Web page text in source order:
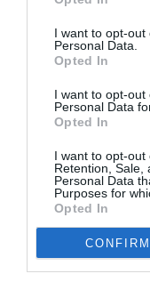
I want to opt-out
Personal Data.
Opted In
I want to opt-
Personal Data
Opted In
I want to opt-out
Retention, Sale,
Personal Data
Purposes for
Opted In
CONFIRM
Proiectul
Pavona –
pictură